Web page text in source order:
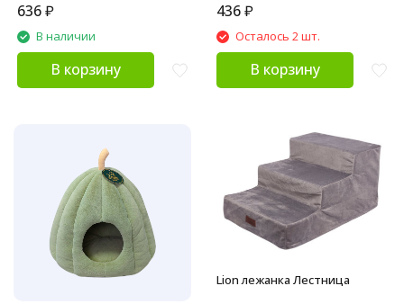
636₽
В наличии
В корзину
436₽
Осталось 2 шт.
В корзину
Lion лежанка Лестница